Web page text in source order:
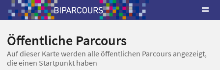
Öffentliche Parcours
Auf dieser Karte werden alle öffentlichen Parcours angezeigt,
die einen Startpunkt haben